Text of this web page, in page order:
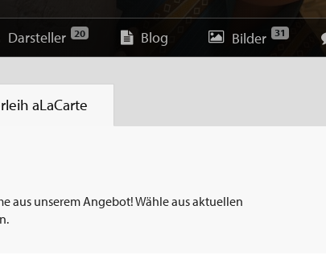
Darsteller 20 Blog Bilder 31
aLaCarte
aus unserem Angebot! Wähle aus aktuellen